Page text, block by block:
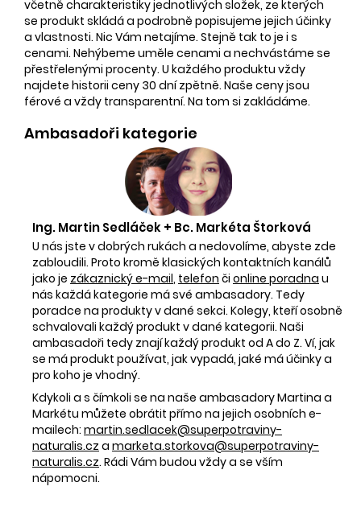
včetně charakteristiky jednotlivých složek, ze kterých
se produkt skládá a podrobně popisujeme jejich účinky
a vlastnosti. Nic Vám netajíme. Stejně tak to je i s
cenami. Nehýbeme uměle cenami a nechvástáme se
přestřelenými procenty. U každého produktu vždy
najdete historii ceny 30 dní zpětně. Naše ceny jsou
férové a vždy transparentní. Na tom si zakládáme.
Ambasadoři kategorie
Ing. Martin Sedláček + Bc. Markéta Štorková
U nás jste v dobrých rukách a nedovolíme, abyste zde
zabloudili. Proto kromě klasických kontaktních kanálů
jako je zákaznický e-mail, telefon či online poradna u
nás každá kategorie má své ambasadory. Tedy
poradce na produkty v dané sekci. Kolegy, kteří osobně
schvalovali každý produkt v dané kategorii. Naši
ambasadoři tedy znají každý produkt od A do Z. Ví, jak
se má produkt používat, jak vypadá, jaké má účinky a
pro koho je vhodný.
Kdykoli a s čímkoli se na naše ambasadory Martina a
Markétu můžete obrátit přímo na jejich osobních e-
mailech: martin.sedlacek@superpotraviny-
naturalis.cz a marketa.storkova@superpotraviny-
naturalis.cz. Rádi Vám budou vždy a se vším
nápomocni.